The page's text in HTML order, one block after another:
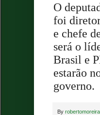
O
foi
e chefe
será o
Brasil e
estarão
governo.
By robertomoreira